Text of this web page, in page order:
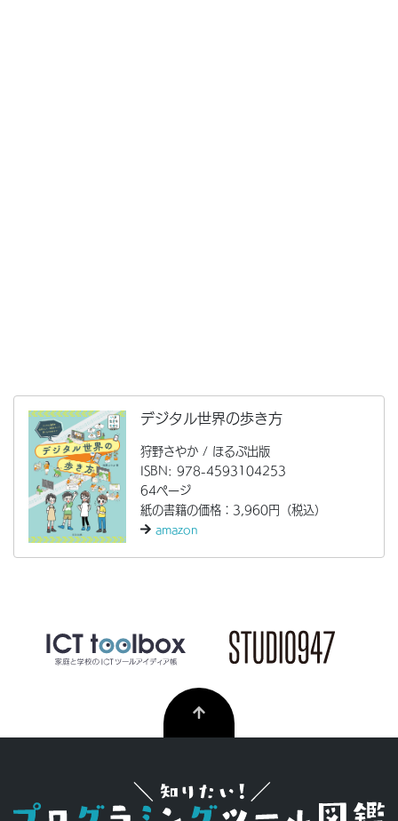
デジタル世界の歩き方
狩野さやか / ほるぷ出版
ISBN: 978-4593104253
64ページ
紙の書籍の価格：3,960円（税込）
amazon